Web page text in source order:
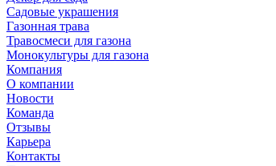
Садовые украшения
Газонная трава
Травосмеси для газона
Монокультуры для газона
Компания
О компании
Новости
Команда
Отзывы
Карьера
Контакты